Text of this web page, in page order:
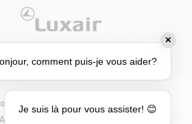
Cookie-Richtlinie
Accessibilité : partiellement conforme
✕
comment puis-je vous aider?
Je suis là pour vous assister! 😊